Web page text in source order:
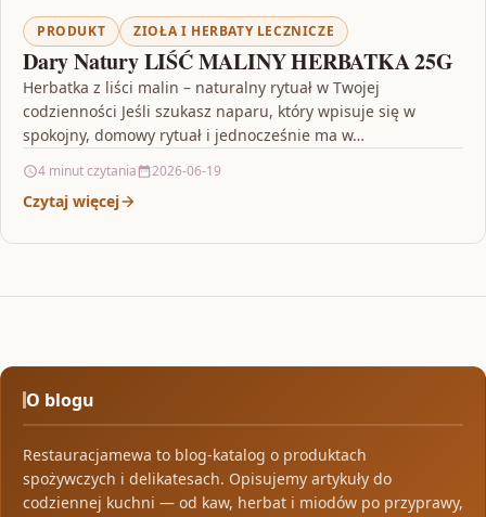
PRODUKT ZIOŁA I HERBATY LECZNICZE
Dary Natury LIŚĆ MALINY HERBATKA 25G
Herbatka z liści malin – naturalny rytuał w Twojej
codzienności Jeśli szukasz naparu, który wpisuje się w
spokojny, domowy rytuał i jednocześnie ma w…
4 minut czytania 2026-06-19
Czytaj więcej
O blogu
Restauracjamewa to blog-katalog o produktach
spożywczych i delikatesach. Opisujemy artykuły do
codziennej kuchni — od kaw, herbat i miodów po przyprawy,